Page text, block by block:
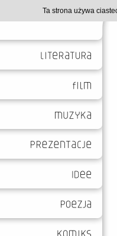
Ta strona używa